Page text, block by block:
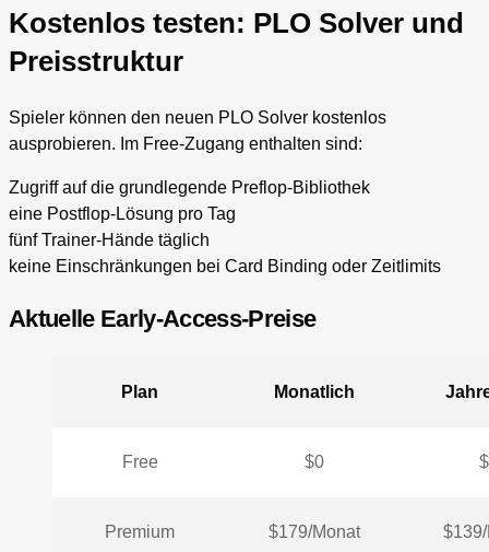
Kostenlos testen: PLO Solver und
Preisstruktur
Spieler können den neuen PLO Solver kostenlos
ausprobieren. Im Free-Zugang enthalten sind:
Zugriff auf die grundlegende Preflop-Bibliothek
eine Postflop-Lösung pro Tag
fünf Trainer-Hände täglich
keine Einschränkungen bei Card Binding oder Zeitlimits
Aktuelle Early-Access-Preise
Plan Monatlich
Free $0
Premium $179/Monat